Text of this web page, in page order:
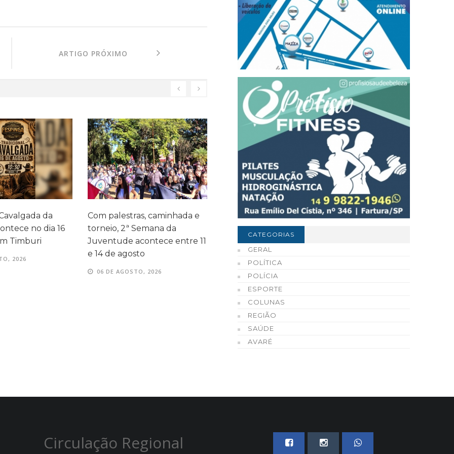
ARTIGO PRÓXIMO
caminhada e
da
entre 11
Avaliação de Monitoramento
fortalece acompanhamento
da aprendizagem em Avaré
06 DE AGOSTO, 2026
Final da Copa iGO de Futsal
Avareense acontece nesta
06 DE AGOSTO, 2026
Polícia Civil incinera
CATEGORIAS
GERAL
POLÍTICA
POLÍCIA
ESPORTE
COLUNAS
REGIÃO
SAÚDE
AVARÉ
Circulação Regional